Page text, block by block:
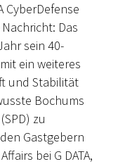
CyberDefense
Das
sein 40-
ein weiteres
und Stabilität
Bochums
zu
Gastgebern
bei G DATA,